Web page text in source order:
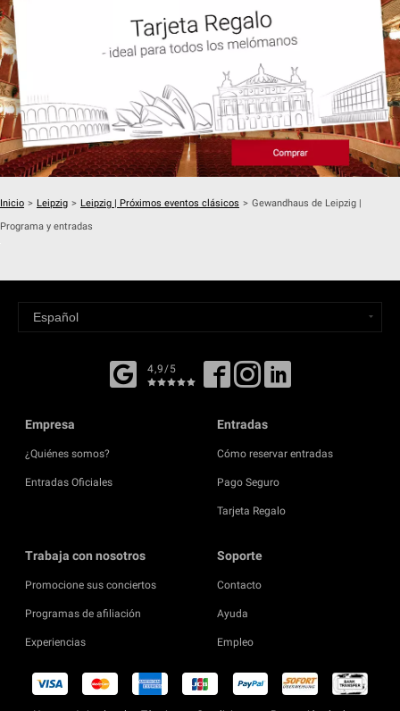
Inicio > Leipzig > Leipzig | Próximos eventos clásicos > Gewandhaus de Leipzig |
Programa y entradas
4,9/5
Empresa
¿Quiénes somos?
Entradas Oficiales
Entradas
Cómo reservar entradas
Pago Seguro
Tarjeta Regalo
Trabaja con nosotros
Promocione sus conciertos
Programas de afiliación
Experiencias
Soporte
Contacto
Ayuda
Empleo